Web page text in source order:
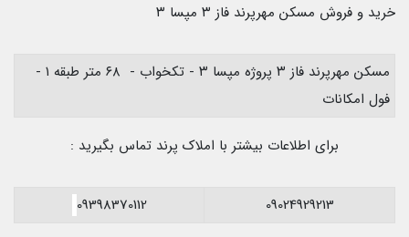
خرید و فروش مسکن مهرپرند فاز ۳ مپسا ۳
مسکن مهرپرند فاز ۳ پروژه مپسا ۳ - تکخواب - ۶۸ متر طبقه ۱ -
فول امکانات
برای اطلاعات بیشتر با املاک پرند تماس بگیرید :
09024929213
09398370112